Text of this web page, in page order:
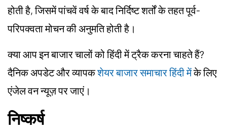
होती है, जिसमें पांचवें वर्ष के बाद निर्दिष्ट शर्तों के तहत पूर्व-
परिपक्वता मोचन की अनुमति होती है।
क्या आप इन बाजार चालों को हिंदी में ट्रैक करना चाहते हैं?
दैनिक अपडेट और व्यापकशेयर बाजार समाचार हिंदी मेंके लिए
एंजेल वन न्यूज़ पर जाएं।
निष्कर्ष